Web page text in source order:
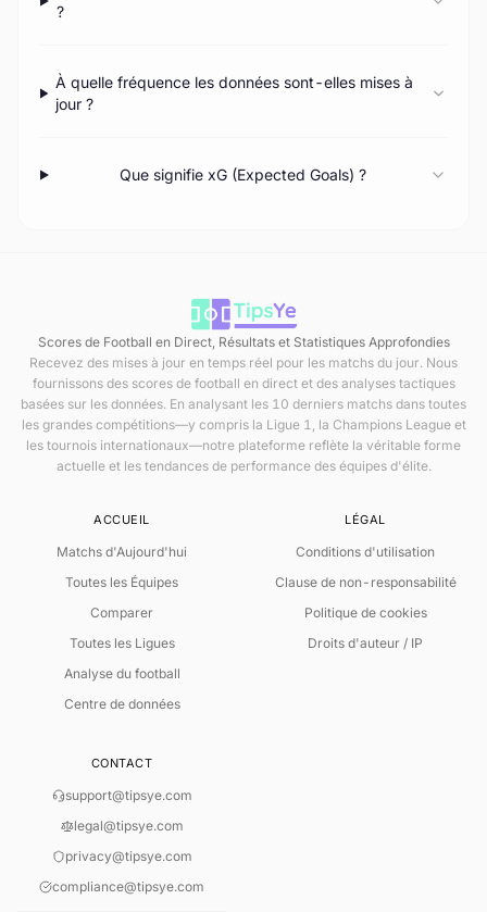
?
À quelle fréquence les données sont-elles mises à
jour ?
Que signifie xG (Expected Goals) ?
Lecture du Match par Règles
Scores de Football en Direct, Résultats et Statistiques Approfondies
Recevez des mises à jour en temps réel pour les matchs du jour. Nous
fournissons des scores de football en direct et des analyses tactiques
basées sur les données. En analysant les 10 derniers matchs dans toutes
les grandes compétitions—y compris la Ligue 1, la Champions League et
les tournois internationaux—notre plateforme reflète la véritable forme
actuelle et les tendances de performance des équipes d'élite.
ACCUEIL
Matchs d'Aujourd'hui
Toutes les Équipes
Comparer
Toutes les Ligues
Analyse du football
Centre de données
LÉGAL
Conditions d'utilisation
Clause de non-responsabilité
Politique de cookies
Droits d'auteur / IP
CONTACT
support@tipsye.com
legal@tipsye.com
privacy@tipsye.com
compliance@tipsye.com